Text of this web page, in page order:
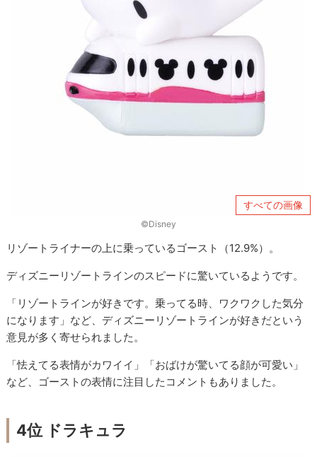
すべての画像
©︎Disney
リゾートライナーの上に乗っているゴースト（12.9%）。
ディズニーリゾートラインのスピードに驚いているようです。
「リゾートラインが好きです。乗ってる時、ワクワクした気分
になります」など、ディズニーリゾートラインが好きだという
意見が多く寄せられました。
「怯えてる表情がカワイイ」「おばけが驚いてる顔が可愛い」
など、ゴーストの表情に注目したコメントもありました。
4位 ドラキュラ